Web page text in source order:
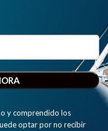
y comprendido los
optar por no recibir